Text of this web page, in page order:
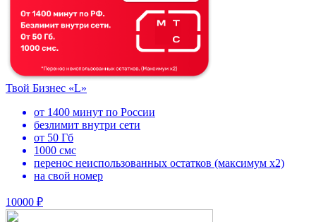
Твой Бизнес «L»
от 1400 минут по России
безлимит внутри сети
от 50 Гб
1000 смс
перенос неиспользованных остатков (максимум х2)
на свой номер
10000 ₽